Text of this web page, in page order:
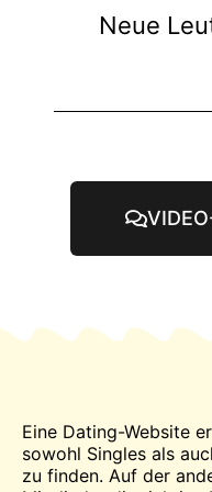
Neue
Eine Dating-Website
sowohl Singles als
zu finden. Auf der